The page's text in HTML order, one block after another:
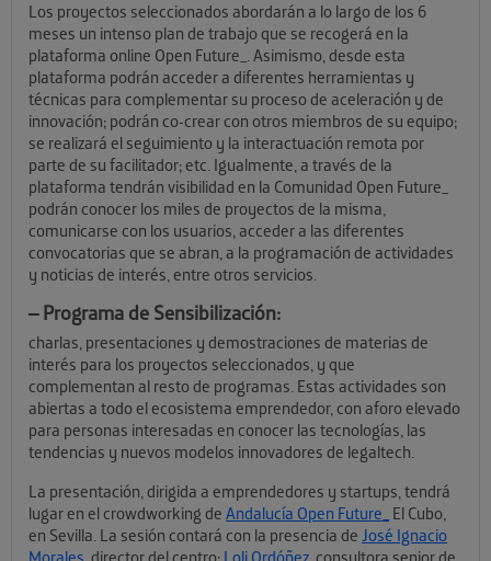
Los proyectos seleccionados abordarán a lo largo de los 6
meses un intenso plan de trabajo que se recogerá en la
plataforma online Open Future_. Asimismo, desde esta
plataforma podrán acceder a diferentes herramientas y
técnicas para complementar su proceso de aceleración y de
innovación; podrán co-crear con otros miembros de su equipo;
se realizará el seguimiento y la interactuación remota por
parte de su facilitador; etc. Igualmente, a través de la
plataforma tendrán visibilidad en la Comunidad Open Future_
podrán conocer los miles de proyectos de la misma,
comunicarse con los usuarios, acceder a las diferentes
convocatorias que se abran, a la programación de actividades
y noticias de interés, entre otros servicios.
–Programa de Sensibilización:
charlas, presentaciones y demostraciones de materias de
interés para los proyectos seleccionados, y que
complementan al resto de programas. Estas actividades son
abiertas a todo el ecosistema emprendedor, con aforo elevado
para personas interesadas en conocer las tecnologías, las
tendencias y nuevos modelos innovadores de legaltech.
La presentación, dirigida a emprendedores y startups, tendrá
lugar en el crowdworking de Andalucía Open Future_ El Cubo,
en Sevilla. La sesión contará con la presencia de José Ignacio